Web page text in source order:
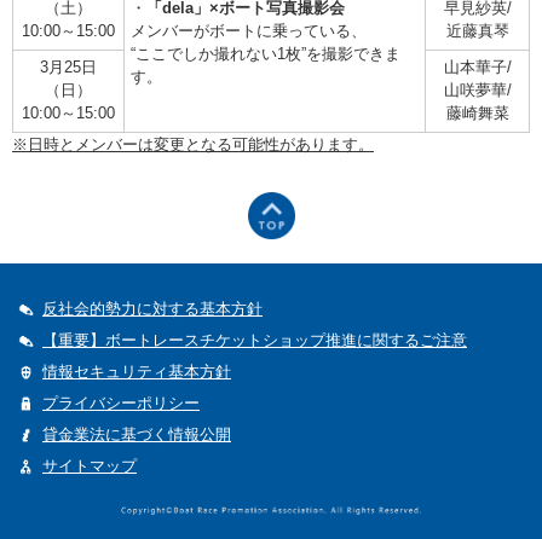
・
「dela」×ボート写真撮影会
メンバーがボートに乗っている、
“ここでしか撮れない1枚”を撮影できま
す。
（土）
10:00～15:00
早見紗英/
近藤真琴
3月25日
（日）
10:00～15:00
山本華子/
山咲夢華/
藤崎舞菜
※日時とメンバーは変更となる可能性があります。
反社会的勢力に対する基本方針
【重要】ボートレースチケットショップ推進に関するご注意
情報セキュリティ基本方針
プライバシーポリシー
貸金業法に基づく情報公開
サイトマップ